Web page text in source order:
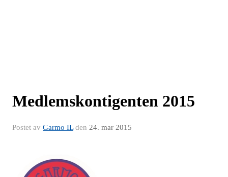
Medlemskontigenten 2015
Postet av Garmo ILden 24. mar 2015